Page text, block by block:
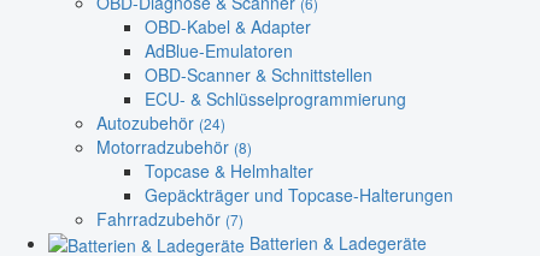
OBD-Kabel & Adapter
AdBlue-Emulatoren
OBD-Scanner & Schnittstellen
ECU- & Schlüsselprogrammierung
Autozubehör (24)
Motorradzubehör (8)
Topcase & Helmhalter
Gepäckträger und Topcase-Halterungen
Fahrradzubehör (7)
Batterien & Ladegeräte